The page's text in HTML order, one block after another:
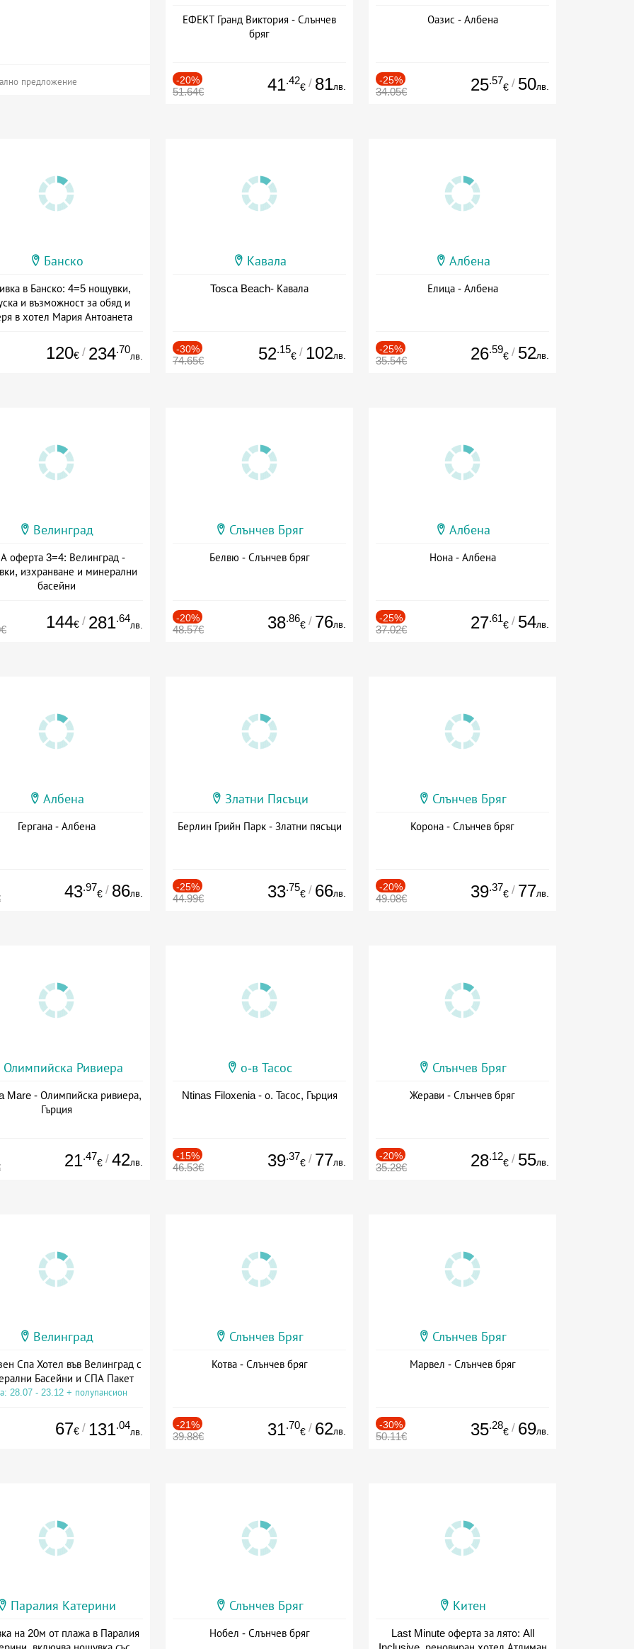
предложение
ЕФЕКТ Гранд Виктория - Слънчев
бряг
-20%
51.64€ 41.42
€ / 81лв.
Оазис - Албена
-25%
34.05€ 25.57
€ / 50лв.
Банско
в Банско: 4=5 нощувки,
и възможност за обяд и
в хотел Мария Антоанета
120€ / 234.70
лв.
Кавала
Tosca Beach- Кавала
-30%
74.65€ 52.15
€ / 102лв.
Албена
Елица - Албена
-25%
35.54€ 26.59
€ / 52лв.
Велинград
оферта 3=4: Велинград -
изхранване и минерални
басейни
144€ / 281.64
лв.
Слънчев Бряг
Белвю - Слънчев бряг
-20%
48.57€ 38.86
€ / 76лв.
Албена
Нона - Албена
-25%
37.02€ 27.61
€ / 54лв.
Албена
Гергана - Албена
43.97
€ / 86лв.
Златни Пясъци
Берлин Грийн Парк - Златни пясъци
-25%
44.99€ 33.75
€ / 66лв.
Слънчев Бряг
Корона - Слънчев бряг
-20%
49.08€ 39.37
€ / 77лв.
Олимпийска Ривиера
Mare - Олимпийска ривиера,
Гърция
21.47
€ / 42лв.
о-в Тасос
Ntinas Filoxenia - о. Тасос, Гърция
-15%
46.53€ 39.37
€ / 77лв.
Слънчев Бряг
Жерави - Слънчев бряг
-20%
35.28€ 28.12
€ / 55лв.
Велинград
Спа Хотел във Велинград с
Басейни и СПА Пакет
28.07 - 23.12 + полупансион
67€ / 131.04
лв.
Слънчев Бряг
Котва - Слънчев бряг
-21%
39.88€ 31.70
€ / 62лв.
Слънчев Бряг
Марвел - Слънчев бряг
-30%
50.11€ 35.28
€ / 69лв.
Паралия Катерини
на 20м от плажа в Паралия
Слънчев Бряг
Нобел - Слънчев бряг
Китен
Last Minute оферта за лято: All